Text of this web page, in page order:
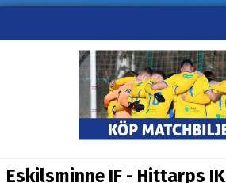
Eskilsminne IF - Hittarps IK